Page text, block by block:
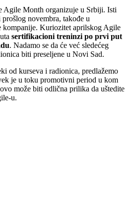
Agile Month organizuje u Srbiji. Isti
novembra, takođe u
kompanije. Kuriozitet aprilskog Agile
sertifikacioni treninzi po prvi put
. Nadamo se da će već sledećeg
biti preseljene u Novi Sad.
od kurseva i radionica, predlažemo
je u toku promotivni period u kom
može biti odlična prilika da uštedite
u.